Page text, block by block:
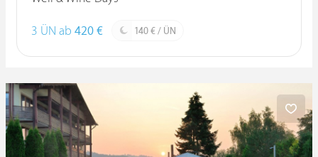
3 ÜN ab 420 € 140 € / ÜN